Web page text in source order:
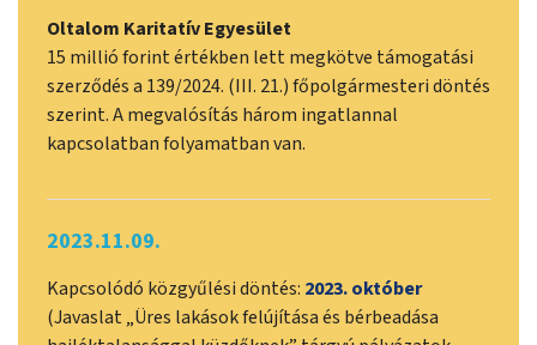
Oltalom Karitatív Egyesület
15 millió forint értékben lett megkötve támogatási
szerződés a 139/2024. (III. 21.) főpolgármesteri döntés
szerint. A megvalósítás három ingatlannal
kapcsolatban folyamatban van.
2023.11.09.
Kapcsolódó közgyűlési döntés: 2023. október
(Javaslat „Üres lakások felújítása és bérbeadása